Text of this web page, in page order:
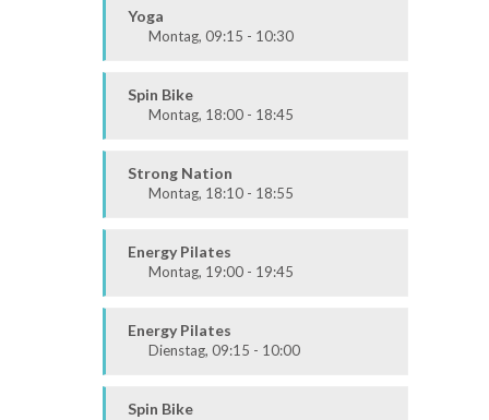
Alle
Yoga
Montag, 09:15 - 10:30
Alle
Spin Bike
Montag, 18:00 - 18:45
Strong Nation
Montag, 18:10 - 18:55
Mittel / Fortgeschritten
Energy Pilates
Montag, 19:00 - 19:45
Alle
Energy Pilates
Dienstag, 09:15 - 10:00
Alle
Spin Bike